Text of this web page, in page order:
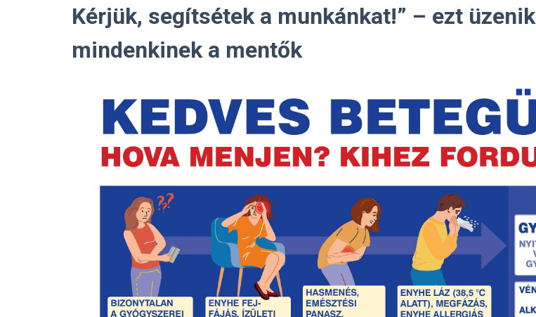
Kérjük, segítsétek a munkánkat!” – ezt üzenik
mindenkinek a mentők